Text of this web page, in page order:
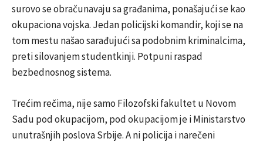
surovo se obračunavaju sa građanima, ponašajući se kao
okupaciona vojska. Jedan policijski komandir, koji se na
tom mestu našao sarađujući sa podobnim kriminalcima,
preti silovanjem studentkinji. Potpuni raspad
bezbednosnog sistema.
Trećim rečima, nije samo Filozofski fakultet u Novom
Sadu pod okupacijom, pod okupacijom je i Ministarstvo
unutrašnjih poslova Srbije. A ni policija i narečeni